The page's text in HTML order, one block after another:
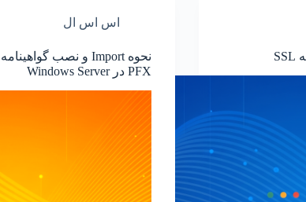
اس اس ال
PFX در Windows Server